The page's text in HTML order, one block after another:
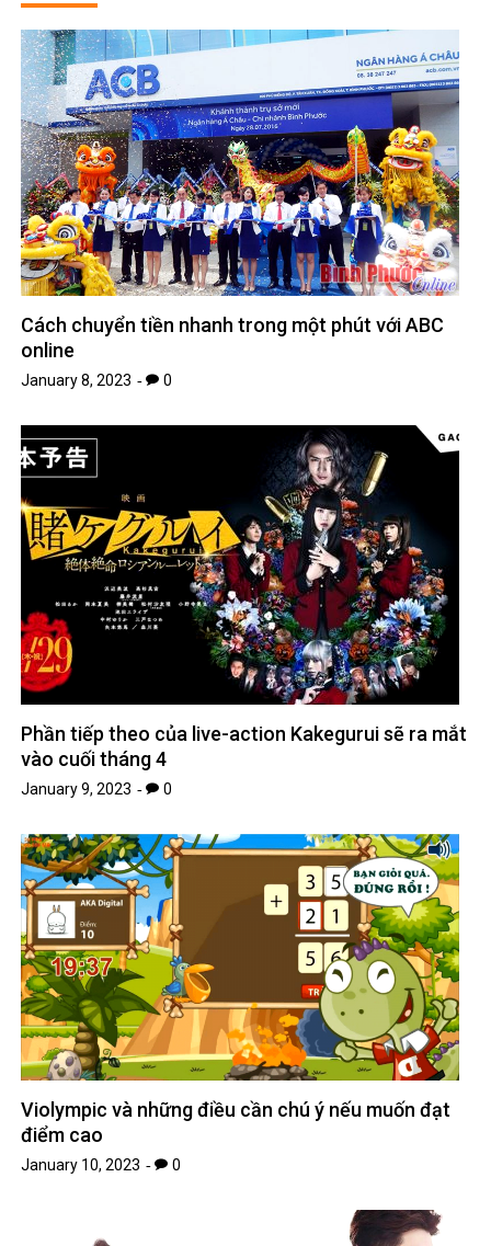
Cách chuyển tiền nhanh trong một phút với ABC
online
January 8, 2023 0
Phần tiếp theo của live-action Kakegurui sẽ ra mắt
vào cuối tháng 4
January 9, 2023 0
Violympic và những điều cần chú ý nếu muốn đạt
điểm cao
January 10, 2023 0